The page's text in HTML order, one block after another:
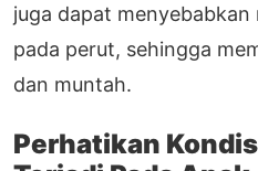
juga dapat
pada perut, sehingga
dan muntah.
Perhatikan